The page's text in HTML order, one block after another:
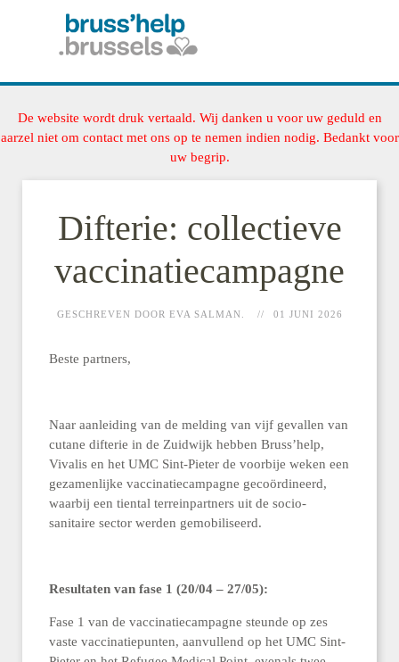
De website wordt druk vertaald. Wij danken u voor uw geduld en
aarzel niet om contact met ons op te nemen indien nodig. Bedankt voor
uw begrip.
Difterie: collectieve
vaccinatiecampagne
GESCHREVEN DOOR EVA SALMAN. 01 JUNI 2026
Beste partners,
Naar aanleiding van de melding van vijf gevallen van
cutane difterie in de Zuidwijk hebben Bruss’help,
Vivalis en het UMC Sint-Pieter de voorbije weken een
gezamenlijke vaccinatiecampagne gecoördineerd,
waarbij een tiental terreinpartners uit de socio-
sanitaire sector werden gemobiliseerd.
Resultaten van fase 1 (20/04 – 27/05):
Fase 1 van de vaccinatiecampagne steunde op zes
vaste vaccinatiepunten, aanvullend op het UMC Sint-